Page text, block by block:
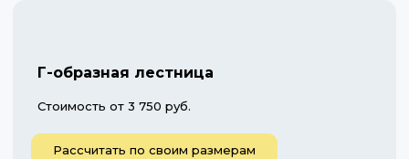
Г-образная лестница
Стоимость от 3 750 руб.
Рассчитать по своим размерам